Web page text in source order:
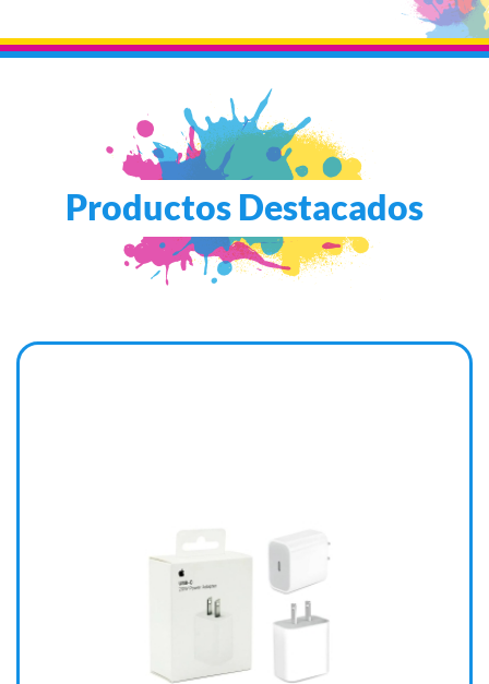
Productos Destacados